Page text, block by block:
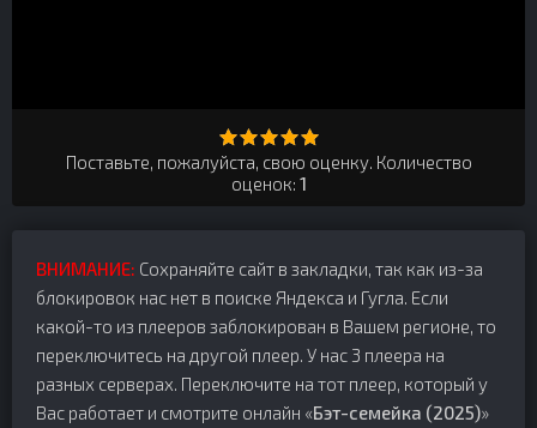
Поставьте, пожалуйста, свою оценку. Количество
оценок: 1
ВНИМАНИЕ: Сохраняйте сайт в закладки, так как из-за
блокировок нас нет в поиске Яндекса и Гугла. Если
какой-то из плееров заблокирован в Вашем регионе, то
переключитесь на другой плеер. У нас 3 плеера на
разных серверах. Переключите на тот плеер, который у
Вас работает и смотрите онлайн «Бэт-семейка (2025)»